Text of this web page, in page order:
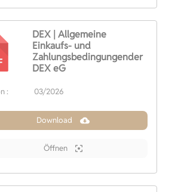
DEX | Allgemeine
Einkaufs- und
Zahlungsbedingungender
DEX eG
: 03/2026
Download
Öffnen